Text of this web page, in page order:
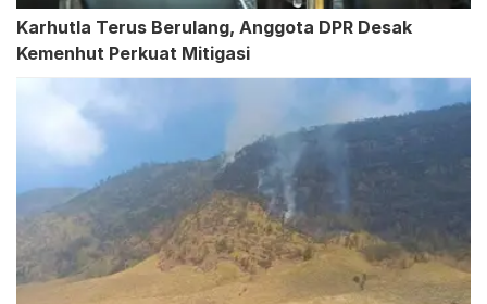
Karhutla Terus Berulang, Anggota DPR Desak
Kemenhut Perkuat Mitigasi